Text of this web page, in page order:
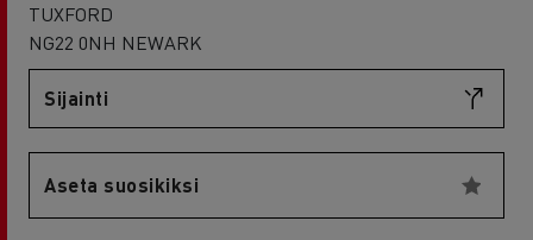
TUXFORD
NG22 0NH NEWARK
Sijainti
Aseta suosikiksi